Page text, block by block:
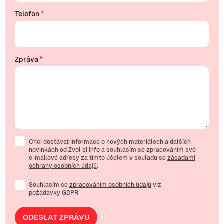
Telefon*
Zpráva*
Chci dostávat informace o nových materiálech a dalších
novinkách od Zvol si info a souhlasím se zpracováním své
e-mailové adresy za tímto účelem v souladu se zásadami
ochrany osobních údajů.
Souhlasím se zpracováním osobních údajů viz
požadavky GDPR
ODESLAT ZPRÁVU